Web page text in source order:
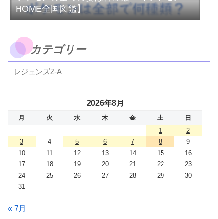
HOME全国図鑑】
カテゴリー
2026年8月
月 火 水 木 金 土
日
1
2
3
4 5 6 7 8
9
10
11 12 13 14 15
16
17
18 19 20 21 22
23
24
25 26 27 28 29
30
31
« 7月